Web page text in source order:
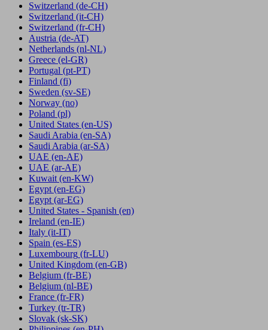
Switzerland (de-CH)
Switzerland (it-CH)
Switzerland (fr-CH)
Austria (de-AT)
Netherlands (nl-NL)
Greece (el-GR)
Portugal (pt-PT)
Finland (fi)
Sweden (sv-SE)
Norway (no)
Poland (pl)
United States (en-US)
Saudi Arabia (en-SA)
Saudi Arabia (ar-SA)
UAE (en-AE)
UAE (ar-AE)
Kuwait (en-KW)
Egypt (en-EG)
Egypt (ar-EG)
United States - Spanish (en)
Ireland (en-IE)
Italy (it-IT)
Spain (es-ES)
Luxembourg (fr-LU)
United Kingdom (en-GB)
Belgium (fr-BE)
Belgium (nl-BE)
France (fr-FR)
Turkey (tr-TR)
Slovak (sk-SK)